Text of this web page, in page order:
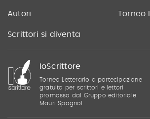
Autori Torneo
Scrittori si diventa
IoScrittore
Torneo Letterario a partecipazione
gratuita per scrittori e lettori
promosso dal Gruppo editoriale
Mauri Spagnol